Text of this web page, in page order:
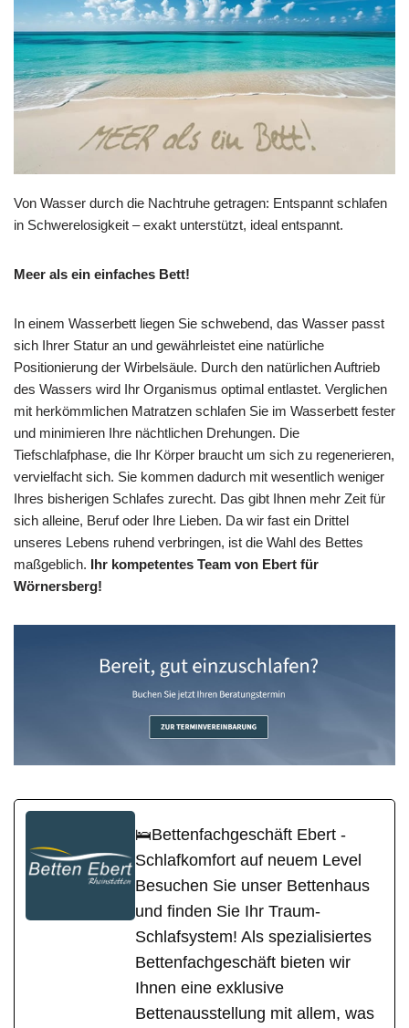
Von Wasser durch die Nachtruhe getragen: Entspannt schlafen
in Schwerelosigkeit – exakt unterstützt, ideal entspannt.
Meer als ein einfaches Bett!
In einem Wasserbett liegen Sie schwebend, das Wasser passt
sich Ihrer Statur an und gewährleistet eine natürliche
Positionierung der Wirbelsäule. Durch den natürlichen Auftrieb
des Wassers wird Ihr Organismus optimal entlastet. Verglichen
mit herkömmlichen Matratzen schlafen Sie im Wasserbett fester
und minimieren Ihre nächtlichen Drehungen. Die
Tiefschlafphase, die Ihr Körper braucht um sich zu regenerieren,
vervielfacht sich. Sie kommen dadurch mit wesentlich weniger
Ihres bisherigen Schlafes zurecht. Das gibt Ihnen mehr Zeit für
sich alleine, Beruf oder Ihre Lieben. Da wir fast ein Drittel
unseres Lebens ruhend verbringen, ist die Wahl des Bettes
maßgeblich. Ihr kompetentes Team von Ebert für
Wörnersberg!
🛌Bettenfachgeschäft Ebert -
Schlafkomfort auf neuem Level
Besuchen Sie unser Bettenhaus
und finden Sie Ihr Traum-
Schlafsystem! Als spezialisiertes
Bettenfachgeschäft bieten wir
Ihnen eine exklusive
Bettenausstellung mit allem, was